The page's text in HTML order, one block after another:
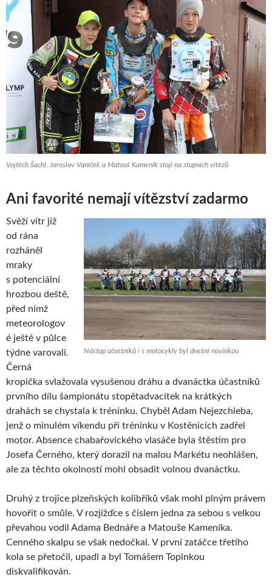
Vojtěch Šachl, Jaroslav Vaníček a Matouš Kameník stojí na stupních vítězů
Ani favorité nemají vítězství zadarmo
Nástup účastníků i s motocykly byl dnešní novinkou
Svěží vítr již
od rána
rozháněl
mraky
s potenciální
hrozbou deště,
před nímž
meteorologov
é ještě v půlce
týdne varovali.
Černá
kropička svlažovala vysušenou dráhu a dvanáctka účastníků
prvního dílu šampionátu stopětadvacítek na krátkých
drahách se chystala k tréninku. Chyběl Adam Nejezchleba,
jenž o minulém víkendu při tréninku v Kostěnicích zadřel
motor. Absence chabařovického vlasáče byla štěstím pro
Josefa Černého, který dorazil na malou Markétu neohlášen,
ale za těchto okolností mohl obsadit volnou dvanáctku.
Druhý z trojice plzeňských kolibříků však mohl plným právem
hovořit o smůle. V rozjížďce s číslem jedna za sebou s velkou
převahou vodil Adama Bednáře a Matouše Kameníka.
Cenného skalpu se však nedočkal. V první zatáčce třetího
kola se přetočil, upadl a byl Tomášem Topinkou
diskvalifikován.